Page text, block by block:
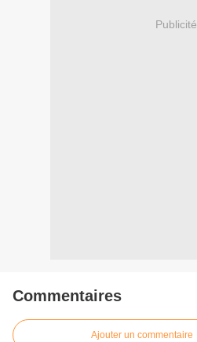
Publicité
Commentaires
Ajouter un commentaire